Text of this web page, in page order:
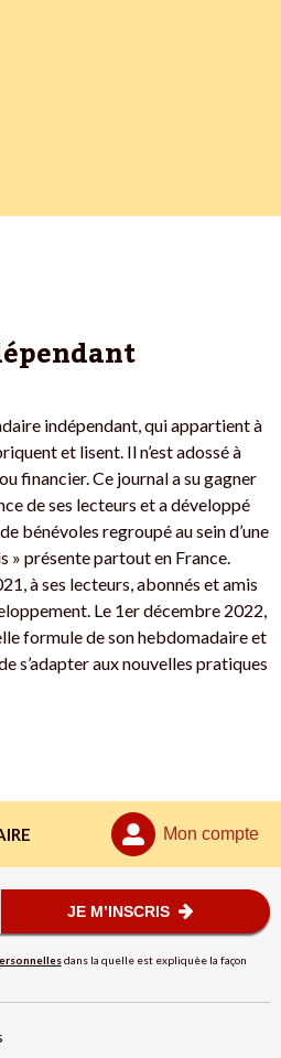
indépendant, qui appartient à
et lisent. Il n’est adossé à
financier. Ce journal a su gagner
de ses lecteurs et a développé
bénévoles regroupé au sein d’une
» présente partout en France.
à ses lecteurs, abonnés et amis
Le 1er décembre 2022,
formule de son hebdomadaire et
s’adapter aux nouvelles pratiques
Mon compte
JE M’INSCRIS
dans la quelle est expliquèe la façon